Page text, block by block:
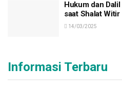
Hukum dan
saat Shalat Witir
14/03/2025
Informasi Terbaru